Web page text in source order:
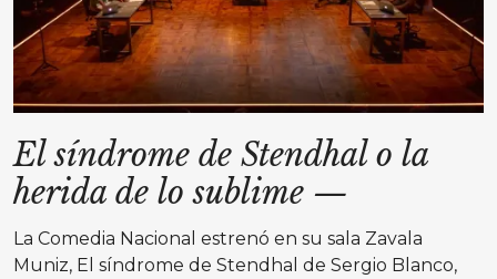
El síndrome de Stendhal o la
herida de lo sublime —
La Comedia Nacional estrenó en su sala Zavala
Muniz, El síndrome de Stendhal de Sergio Blanco,